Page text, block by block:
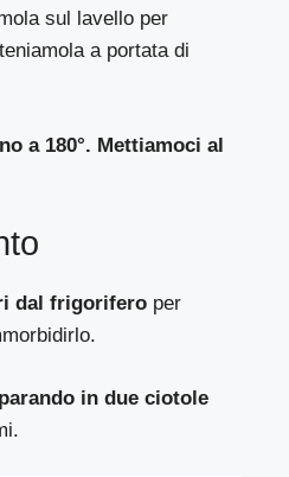
sul lavello per
a portata di
a 180°. Mettiamoci al
dal frigorifero per
in due ciotole